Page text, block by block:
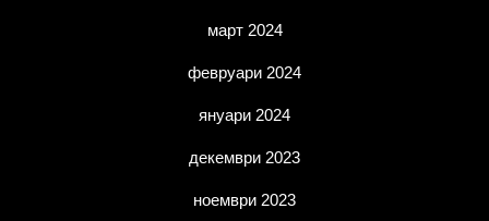
март 2024
февруари 2024
януари 2024
декември 2023
ноември 2023